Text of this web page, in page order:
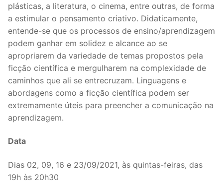
plásticas, a literatura, o cinema, entre outras, de forma
a estimular o pensamento criativo. Didaticamente,
entende-se que os processos de ensino/aprendizagem
podem ganhar em solidez e alcance ao se
apropriarem da variedade de temas propostos pela
ficção científica e mergulharem na complexidade de
caminhos que ali se entrecruzam. Linguagens e
abordagens como a ficção científica podem ser
extremamente úteis para preencher a comunicação na
aprendizagem.
Data
Dias 02, 09, 16 e 23/09/2021, às quintas-feiras, das
19h às 20h30